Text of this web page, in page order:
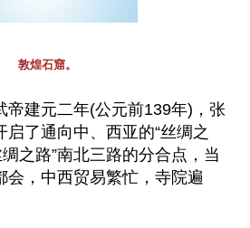
敦煌石窟。
帝建元二年(公元前139年)，张
了通向中、西亚的“丝绸之
之路”南北三路的分合点，当
会，中西贸易繁忙，寺院遍